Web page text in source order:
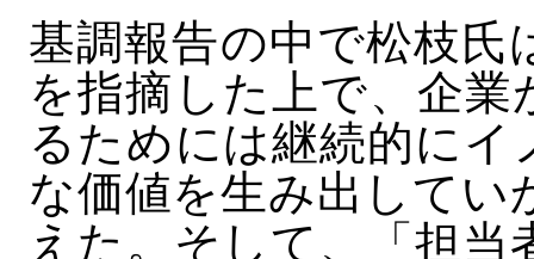
基調報告の中で松枝氏
を指摘した上で、企
るためには継続的に
な価値を生み出して
えた。そして、「担